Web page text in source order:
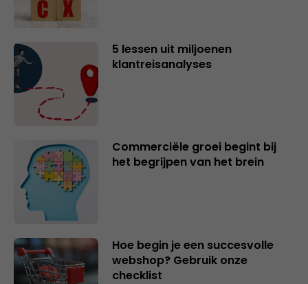
5 lessen uit miljoenen
klantreisanalyses
Commerciële groei begint bij
het begrijpen van het brein
Hoe begin je een succesvolle
webshop? Gebruik onze
checklist